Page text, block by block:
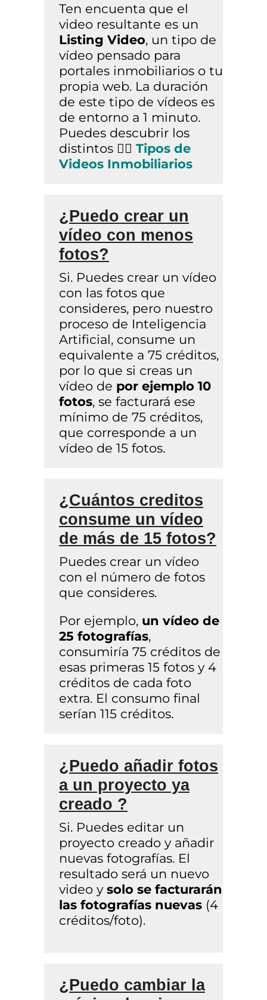
Ten encuenta que el
video resultante es un
Listing Video, un tipo de
vídeo pensado para
portales inmobiliarios o tu
propia web. La duración
de este tipo de vídeos es
de entorno a 1 minuto.
Puedes descubrir los
distintos 👉🏼 Tipos de
Videos Inmobiliarios
¿Puedo crear un
vídeo con menos
fotos?
Si. Puedes crear un vídeo
con las fotos que
consideres, pero nuestro
proceso de Inteligencia
Artificial, consume un
equivalente a 75 créditos,
por lo que si creas un
vídeo de por ejemplo 10
fotos, se facturará ese
mínimo de 75 créditos,
que corresponde a un
vídeo de 15 fotos.
¿Cuántos creditos
consume un vídeo
de más de 15 fotos?
Puedes crear un vídeo
con el número de fotos
que consideres.
Por ejemplo, un vídeo de
25 fotografías,
consumiría 75 créditos de
esas primeras 15 fotos y 4
créditos de cada foto
extra. El consumo final
serían 115 créditos.
¿Puedo añadir fotos
a un proyecto ya
creado ?
Si. Puedes editar un
proyecto creado y añadir
nuevas fotografías. El
resultado será un nuevo
video y solo se facturarán
las fotografías nuevas(4
créditos/foto).
¿Puedo cambiar la